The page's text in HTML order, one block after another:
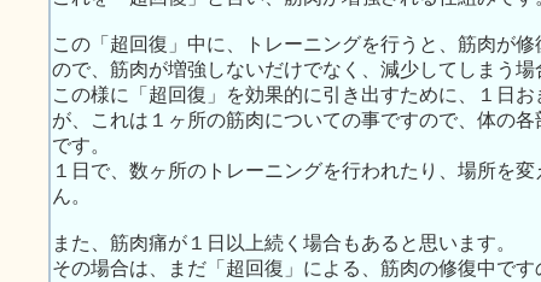
この「超回復」中に、トレーニングを行うと、筋肉が
ので、筋肉が増強しないだけでなく、減少してしまう
この様に「超回復」を効果的に引き出すために、１日
が、これは１ヶ所の筋肉についての事ですので、体の
です。
１日で、数ヶ所のトレーニングを行われたり、場所を
ん。
また、筋肉痛が１日以上続く場合もあると思います。
その場合は、まだ「超回復」による、筋肉の修復中で